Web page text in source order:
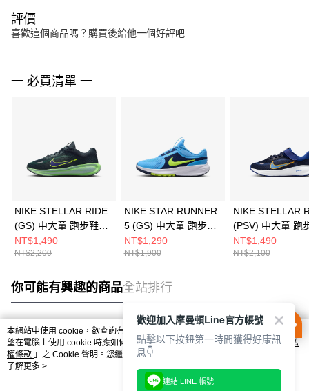
評價
喜歡這個商品嗎？購買後給他一個好評吧
一 必買清單 一
NIKE STELLAR RIDE
(GS) 中大童 跑步鞋
HQ3266300
NT$1,490
NT$2,200
NIKE STAR RUNNER
5 (GS) 中大童 跑步鞋
HF7004400
NT$1,290
NT$1,900
NIKE STELLAR
(PSV) 中大童 跑
HQ3267403
NT$1,490
NT$2,100
你可能有興趣的商品全站排行
熱門標籤
本網站中使用 cookie，欲查詢有關本網站使用 cookie 方式之詳情，及若您不希
望在電腦上使用 cookie 時應如何變更電腦的 cookie 設定，請參閱本網站「
隱私
權條款 」之 Cookie 聲明。您繼續使用本網站即表示您同意本公司得按本網站使
用條款之 Cookie 聲明使用 cookie。
了解更多 >
歡迎加入摩曼頓Line官方帳號
點擊以下按鈕第一時間獲得好康訊
息👇
連結 LINE 帳號